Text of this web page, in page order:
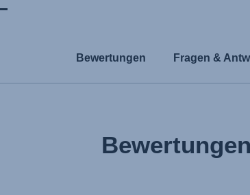
Bewertungen Fragen &
Bewertungen